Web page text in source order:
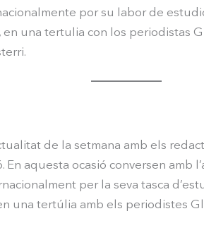
por su labor de
una tertulia con los periodistas
de la setmana amb els
En aquesta ocasió conversen amb
per la seva tasca
una tertúlia amb els periodistes